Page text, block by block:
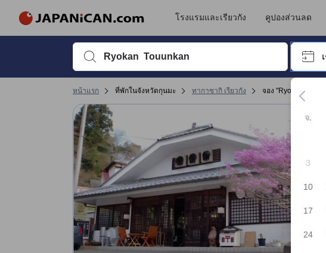
โรงแรมและเรียวกัง คูปองส่วนลด
พิมพ์ชื่อที่พักหรือคำที่ต้องการค้นหา จากนั้นใช้ปุ่มลูกศรหรือปุ่ม Tab เพื่อเลื่อ
กด Enter
จ.
3
10
17
24
หน้าแรก ที่พักในจังหวัดกุนมะ ทากาซากิ เรียวกัง จอง "Ryokan